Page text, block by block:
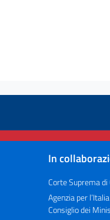
In
Corte Suprema di
Agenzia per
Consiglio dei